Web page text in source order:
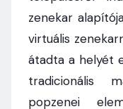
zenekar
virtuális
átadta a helyét
tradicionális
popzenei